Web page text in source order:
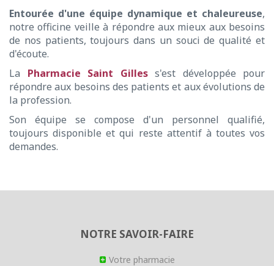
Entourée d'une équipe dynamique et chaleureuse,
notre officine veille à répondre aux mieux aux besoins
de nos patients, toujours dans un souci de qualité et
d'écoute.
La Pharmacie Saint Gilless'est développée pour
répondre aux besoins des patients et aux évolutions de
la profession.
Son équipe se compose d'un personnel qualifié,
toujours disponible et qui reste attentif à toutes vos
demandes.
NOTRE SAVOIR-FAIRE
Votre pharmacie